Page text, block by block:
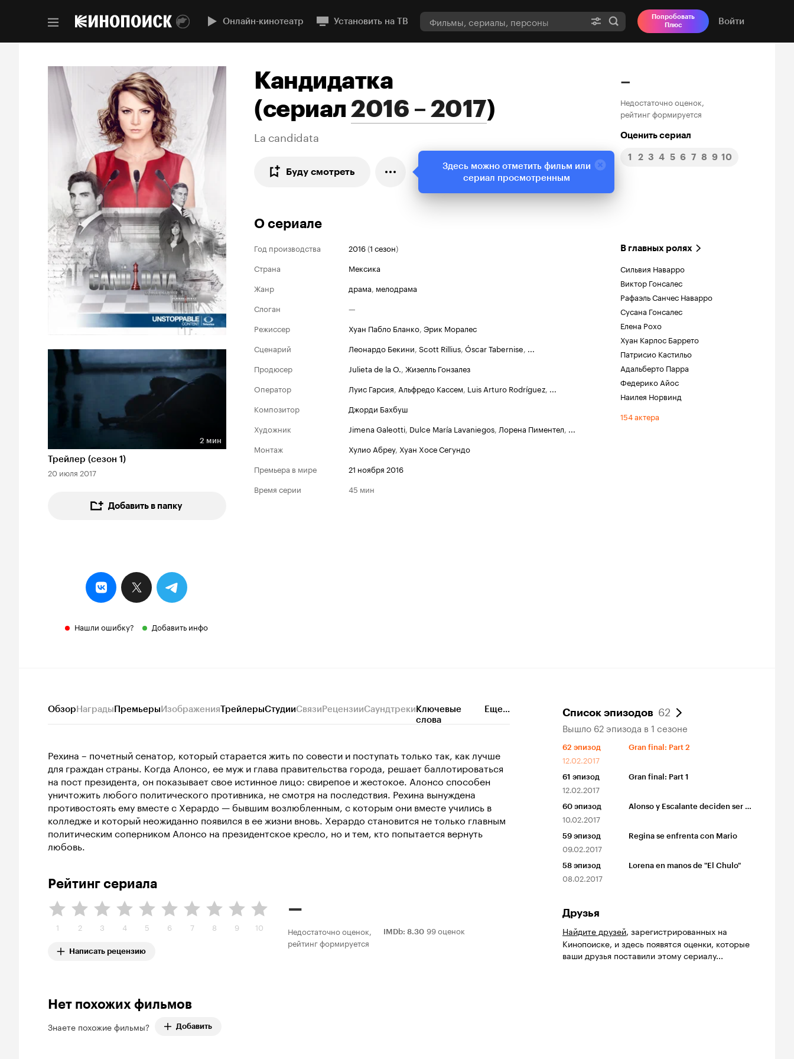
Онлайн-кинотеатр Установить на ТВ
Попробовать
Плюс
Войти
Длительность 2 мин
2 мин
Трейлер (сезон 1)
20 июля 2017
Добавить в папку
Нашли ошибку? Добавить инфо
Кандидатка
(сериал2016 – 2017)
La candidata
Буду смотреть
–
Недостаточно оценок,
рейтинг формируется
Оценить сериал
1 2 3 4 5 6 7 8 9 10
О сериале
Год производства 2016(1 сезон)
Страна
Мексика
Жанр
драма, мелодрама
Слоган
—
Режиссер
Хуан Пабло Бланко, Эрик Моралес
Сценарий
Леонардо Бекини, Scott Rillius, Óscar Tabernise, ...
Продюсер
Julieta de la O., Жизелль Гонзалез
Оператор
Луис Гарсия, Альфредо Кассем, Luis Arturo Rodríguez, ...
Композитор
Джорди Бахбуш
Художник
Jimena Galeotti, Dulce María Lavaniegos, Лорена Пиментел, ...
Монтаж
Хулио Абреу, Хуан Хосе Сегундо
Премьера в мире
21 ноября 2016
Время серии
45 мин
В главных ролях
Сильвия Наварро
Виктор Гонсалес
Рафаэль Санчес Наварро
Сусана Гонсалес
Елена Рохо
Хуан Карлос Баррето
Патрисио Кастильо
Адальберто Парра
Федерико Айос
Наилея Норвинд
154 актера
ОбзорНаградыПремьерыИзображенияТрейлерыСтудииСвязиРецензииСаундтрекиКлючевые
слова
Еще...
Рехина – почетный сенатор, который старается жить по совести и поступать только так, как лучше
для граждан страны. Когда Алонсо, ее муж и глава правительства города, решает баллотироваться
на пост президента, он показывает свое истинное лицо: свирепое и жестокое. Алонсо способен
уничтожить любого политического противника, не смотря на последствия. Рехина вынуждена
противостоять ему вместе с Херардо — бывшим возлюбленным, с которым они вместе учились в
колледже и который неожиданно появился в ее жизни вновь. Херардо становится не только главным
политическим соперником Алонсо на президентское кресло, но и тем, кто попытается вернуть
любовь.
Рейтинг сериала
1 2 3 4 5 6 7 8 9 10
Написать рецензию
–
Недостаточно оценок,
рейтинг формируется
IMDb: 8.30 99 оценок
Нет похожих фильмов
Знаете похожие фильмы? Добавить
Список эпизодов 62
Вышло 62 эпизода в 1 сезоне
62 эпизод
12.02.2017
Gran final: Part 2
61 эпизод
12.02.2017
Gran final: Part 1
60 эпизод
10.02.2017
Alonso y Escalante deciden ser socios
59 эпизод
09.02.2017
Regina se enfrenta con Mario
58 эпизод
08.02.2017
Lorena en manos de "El Chulo"
Друзья
Найдите друзей, зарегистрированных на
Кинопоиске, и здесь появятся оценки, которые
ваши друзья поставили этому сериалу...
Здесь можно отметить фильм или
сериал просмотренным